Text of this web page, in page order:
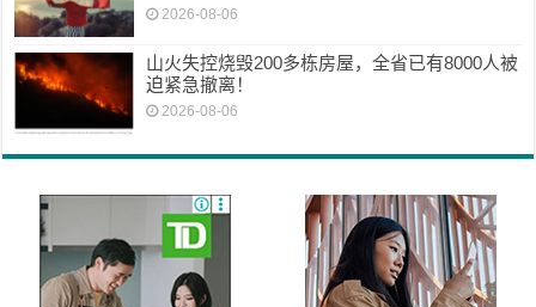
2026-08-06
山火失控烧毁200多栋房屋，全省已有8000人被
迫紧急撤离！
2026-08-06